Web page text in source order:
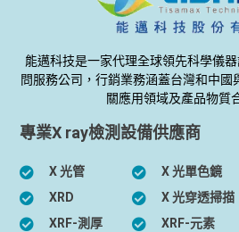
能邁科技是一家代理全球領先科學儀
問服務公司，行銷業務涵蓋台灣和中國
關應用領域及產品物質
專業X ray檢測設備供應商
X 光管
XRD
XRF-測厚
X 光單色鏡
X 光穿透掃描
XRF-元素